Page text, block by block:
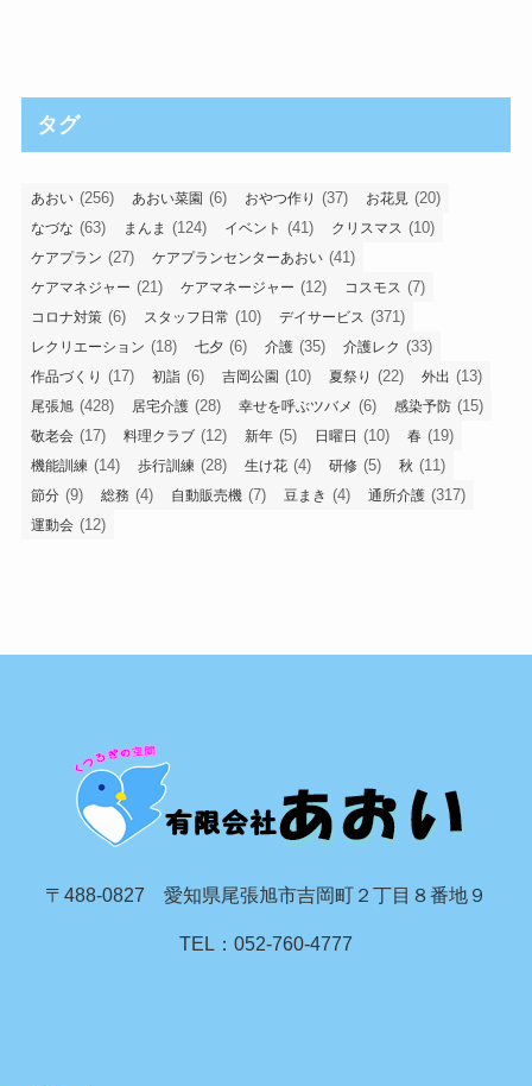
タグ
あおい (256) あおい菜園 (6) おやつ作り (37) お花見 (20)
なづな (63) まんま (124) イベント (41) クリスマス (10)
ケアプラン (27) ケアプランセンターあおい (41)
ケアマネジャー (21) ケアマネージャー (12) コスモス (7)
コロナ対策 (6) スタッフ日常 (10) デイサービス (371)
レクリエーション (18) 七夕 (6) 介護 (35) 介護レク (33)
作品づくり (17) 初詣 (6) 吉岡公園 (10) 夏祭り (22) 外出 (13)
尾張旭 (428) 居宅介護 (28) 幸せを呼ぶツバメ (6) 感染予防 (15)
敬老会 (17) 料理クラブ (12) 新年 (5) 日曜日 (10) 春 (19)
機能訓練 (14) 歩行訓練 (28) 生け花 (4) 研修 (5) 秋 (11)
節分 (9) 総務 (4) 自動販売機 (7) 豆まき (4) 通所介護 (317)
運動会 (12)
〒488-0827 愛知県尾張旭市吉岡町２丁目８番地９
TEL：052-760-4777